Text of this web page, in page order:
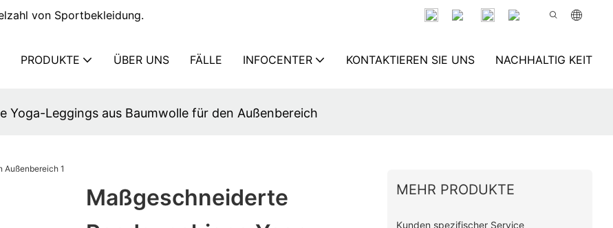
von Sportbekleidung.
PRODUKTE ÜBER UNS FÄLLE INFOCENTER KONTAKTIEREN SIE UNS NACHHALTIG KEIT
Yoga-Leggings aus Baumwolle für den Außenbereich
Maßgeschneiderte
MEHR PRODUKTE
Kunden spezifischer Service